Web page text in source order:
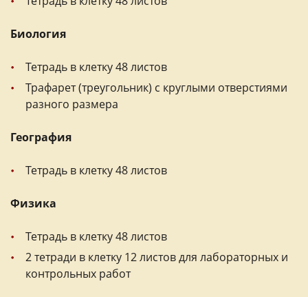
Биология
Тетрадь в клетку 48 листов
Трафарет (треугольник) с круглыми отверстиями
разного размера
География
Тетрадь в клетку 48 листов
Физика
Тетрадь в клетку 48 листов
2 тетради в клетку 12 листов для лабораторных и
контрольных работ